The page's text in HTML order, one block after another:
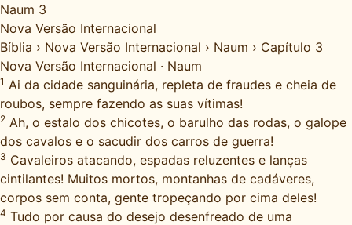
Naum 3
Nova Versão Internacional
Bíblia › Nova Versão Internacional › Naum › Capítulo 3
Nova Versão Internacional · Naum
1 Ai da cidade sanguinária, repleta de fraudes e cheia de
roubos, sempre fazendo as suas vítimas!
2 Ah, o estalo dos chicotes, o barulho das rodas, o galope
dos cavalos e o sacudir dos carros de guerra!
3 Cavaleiros atacando, espadas reluzentes e lanças
cintilantes! Muitos mortos, montanhas de cadáveres,
corpos sem conta, gente tropeçando por cima deles!
4 Tudo por causa do desejo desenfreado de uma